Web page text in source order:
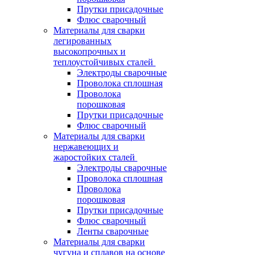
Прутки присадочные
Флюс сварочный
Материалы для сварки
легированных
высокопрочных и
теплоустойчивых сталей
Электроды сварочные
Проволока сплошная
Проволока
порошковая
Прутки присадочные
Флюс сварочный
Материалы для сварки
нержавеющих и
жаростойких сталей
Электроды сварочные
Проволока сплошная
Проволока
порошковая
Прутки присадочные
Флюс сварочный
Ленты сварочные
Материалы для сварки
чугуна и сплавов на основе